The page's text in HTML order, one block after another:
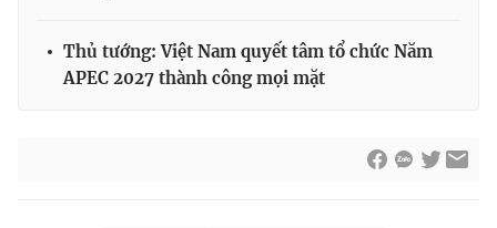
Thủ tướng: Việt Nam quyết tâm tổ chức Năm
APEC 2027 thành công mọi mặt